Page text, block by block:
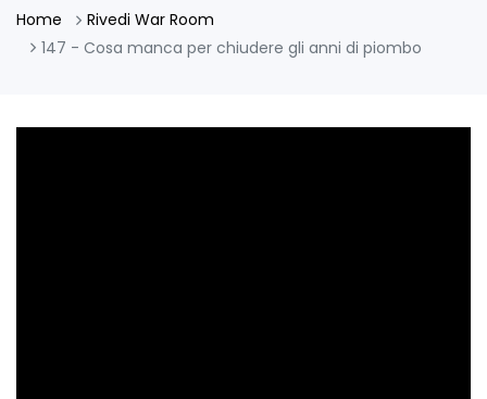
Home
Rivedi War Room
147 - Cosa manca per chiudere gli anni di piombo